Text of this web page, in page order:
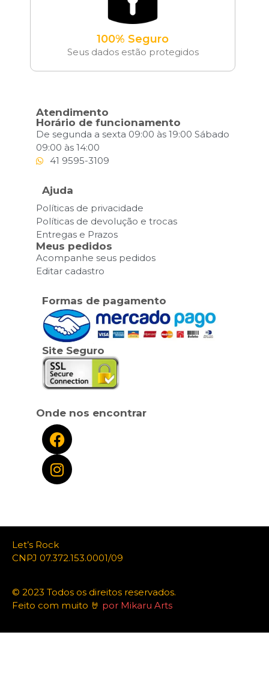
100% Seguro
Seus dados estão protegidos
Atendimento
Horário de funcionamento
De segunda a sexta 09:00 às 19:00 Sábado
09:00 às 14:00
41 9595-3109
Ajuda
Políticas de privacidade
Políticas de devolução e trocas
Entregas e Prazos
Meus pedidos
Acompanhe seus pedidos
Editar cadastro
Formas de pagamento
Site Seguro
Onde nos encontrar
Let’s Rock
CNPJ 07.372.153.0001/09
© 2023 Todos os direitos reservados.
Feito com muito 🤘 por Mikaru Arts